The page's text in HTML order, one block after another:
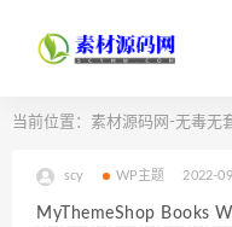
当前位置： 素材源码网-无毒无
scy WP主题 2022-
MyThemeShop Books